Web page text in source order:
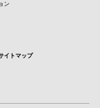
ン
イトマップ